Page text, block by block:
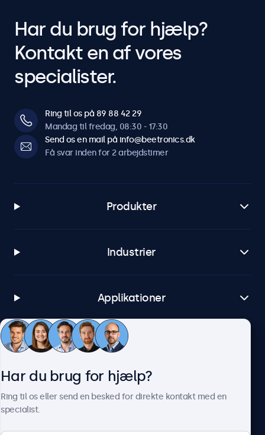
Har du brug for hjælp?
Kontakt en af vores
specialister.
Ring til os på 89 88 42 29
Mandag til fredag, 08:30 - 17:30
Send os en mail på info@beetronics.dk
Få svar inden for 2 arbejdstimer
Produkter
Industrier
Applikationer
Kundeservice
Har du brug for hjælp?
Ring til os eller send en besked for direkte kontakt med en
specialist.